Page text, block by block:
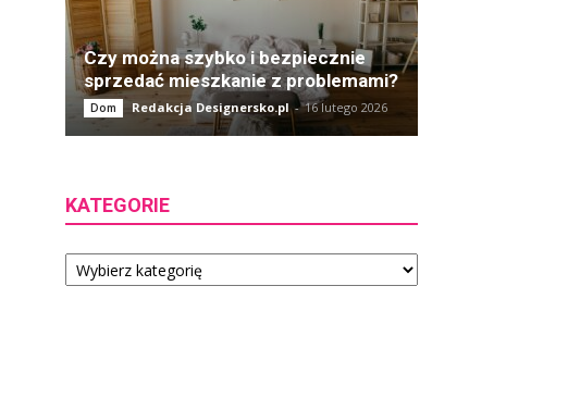
Czy można szybko i bezpiecznie
sprzedać mieszkanie z problemami?
Dom Redakcja Designersko.pl - 16 lutego 2026
KATEGORIE
Kategorie